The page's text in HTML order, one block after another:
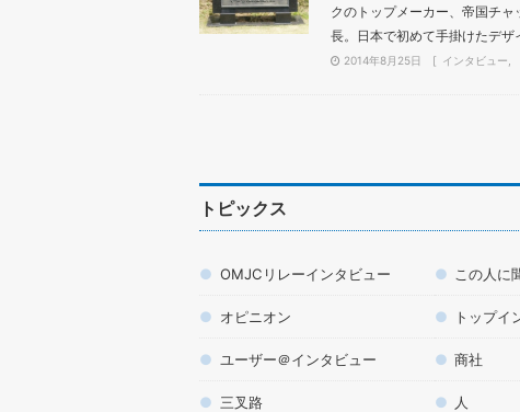
クのトップメーカー、帝国チ
長。日本で初めて手掛けたデ
2014年8月25日 インタビュー
トピックス
OMJCリレーインタビュー この人に
オピニオン トップイ
ユーザー＠インタビュー 商社
三叉路 人